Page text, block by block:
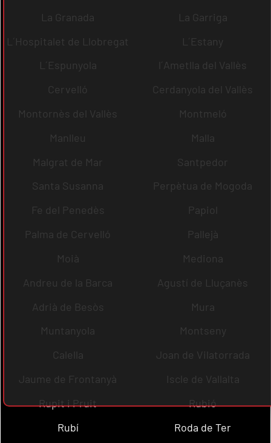
La Granada
La Garriga
L´Hospitalet de Llobregat
L´Estany
L´Espunyola
l´Ametlla del Vallès
Cervelló
Cerdanyola del Vallès
Montornès del Vallès
Montmeló
Manlleu
Malla
Malgrat de Mar
Santpedor
Santa Susanna
Perpètua de Mogoda
Fe del Penedès
Papiol
Palma de Cervelló
Pallejà
Moià
Mediona
Andreu de la Barca
Agustí de Lluçanès
Adrià de Besòs
Mura
Muntanyola
Montseny
Calella
Joan de Vilatorrada
Jaume de Frontanyà
Iscle de Vallalta
Rupit i Pruit
Rubió
Rubí
Roda de Ter